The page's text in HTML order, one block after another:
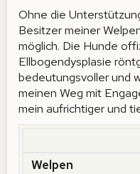
Ohne die
Besitzer meiner
möglich. Die Hunde
Ellbogendysplasie
bedeutungsvoller und
meinen Weg mit
mein aufrichtiger und